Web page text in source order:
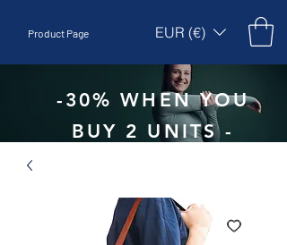
Product Page EUR (€)
-30% WHEN YOU
BUY 2 UNITS -